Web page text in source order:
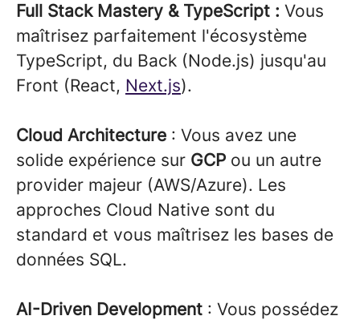
Full Stack Mastery & TypeScript : Vous
maîtrisez parfaitement l'écosystème
TypeScript, du Back (Node.js) jusqu'au
Front (React, Next.js).
Cloud Architecture : Vous avez une
solide expérience sur GCP ou un autre
provider majeur (AWS/Azure). Les
approches Cloud Native sont du
standard et vous maîtrisez les bases de
données SQL.
AI-Driven Development : Vous possédez